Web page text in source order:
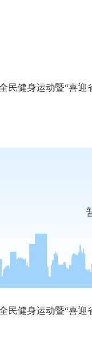
健身运动暨“喜迎
健身运动暨“喜迎